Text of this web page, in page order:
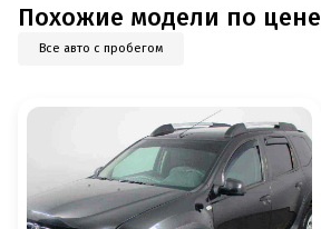
Похожие модели по цене
Все авто с пробегом